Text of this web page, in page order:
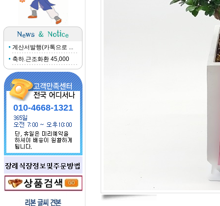
계산서발행(카톡으로 ...
축하.근조화환 45,000
010-4668-1321